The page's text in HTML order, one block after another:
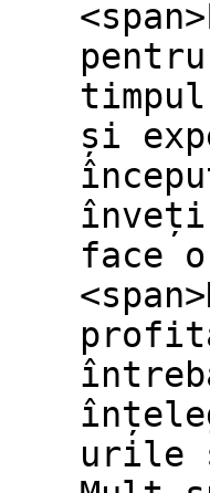
și
înveți
face
urile